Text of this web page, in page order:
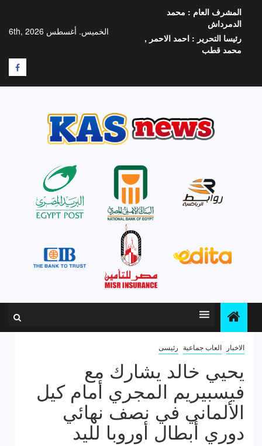
المحتوى
الخميس. أغسطس 6th, 2026
المشرف العام : محمد
الدمرداش
رئيسا التحرير : احمد الاحمر ,
محمد قطب
F
الاخبار العاب جماعية رئيسى
يحيي خالد يشارك مع
فيسبيريم المجري أمام كيل
الألماني في نصف نهائي
دوري أبطال أوروبا لليد